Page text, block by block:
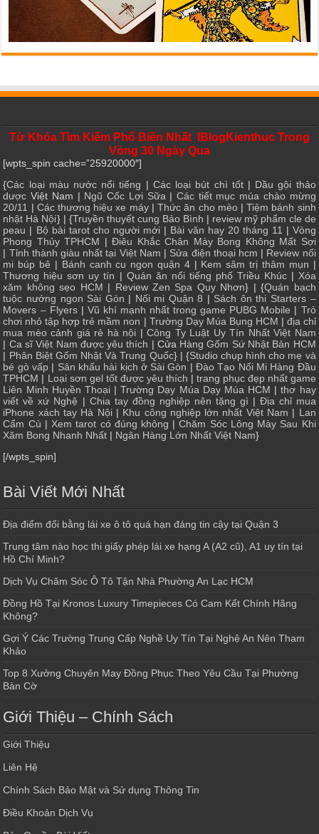
Từ Khóa Tìm Kiếm Phổ Biến Nhất IBlogKienthuc Trong
Vòng 30 Ngày Qua
[wpts_spin cache=”25920000″]
{Các loại màu nước nổi tiếng | Các loại bút chì tốt| Dầu gội thảo
dược Việt Nam | Ngũ Cốc Lợi Sữa| Các tiết mục múa chào mừng
20/11 | Các thương hiệu xe máy|Thức ăn cho mèo|Tiệm bánh sinh
nhật Hà Nội} | {Truyền thuyết cung Bảo Bình | review mỹ phẩm cle de
peau | Bộ bài tarot cho người mới| Bài văn hay 20 tháng 11 | Vòng
Phong Thủy TPHCM |Điêu Khắc Chân Mày Bong Không Mất Sợi
| Tỉnh thành giàu nhất tại Việt Nam | Sửa điện thoại hcm | Review nối
mi búp bê | Bánh canh cu ngon quận 4| Kem sâm trị thâm mụn |
Thương hiệu sơn uy tín | Quán ăn nổi tiếng phố Triều Khúc| Xóa
xăm không sẹo HCM | Review Zen Spa Quy Nhơn} | {Quán bạch
tuộc nướng ngon Sài Gòn | Nối mi Quận 8 | Sách ôn thi Starters –
Movers – Flyers| Vũ khí mạnh nhất trong game PUBG Mobile | Trò
chơi nhỏ tập hợp trẻ mầm non | Trường Dạy Múa Bụng HCM | địa chỉ
mua mèo cảnh giá rẻ hà nội |Công Ty Luật Uy Tín Nhất Việt Nam
| Ca sĩ Việt Nam được yêu thích | Cửa Hàng Gốm Sứ Nhật Bản HCM
| Phân Biệt Gốm Nhật Và Trung Quốc} | {Studio chụp hình cho mẹ và
bé gò vấp | Sân khấu hài kịch ở Sài Gòn |Đào Tạo Nối Mi Hàng Đầu
TPHCM | Loại sơn gel tốt được yêu thích | trang phục đẹp nhất game
Liên Minh Huyền Thoại|Trường Dạy Múa Dạy Múa HCM |thơ hay
viết về xứ Nghệ | Chia tay đồng nghiệp nên tặng gì | Địa chỉ mua
iPhone xách tay Hà Nội| Khu công nghiệp lớn nhất Việt Nam | Lan
Cẩm Cù |Xem tarot có đúng không |Chăm Sóc Lông Mày Sau Khi
Xăm Bong Nhanh Nhất | Ngân Hàng Lớn Nhất Việt Nam}
[/wpts_spin]
Bài Viết Mới Nhất
Địa điểm đổi bằng lái xe ô tô quá hạn đáng tin cậy tại Quận 3
Trung tâm nào học thi giấy phép lái xe hạng A (A2 cũ), A1 uy tín tại
Hồ Chí Minh?
Dịch Vụ Chăm Sóc Ô Tô Tận Nhà Phường An Lạc HCM
Đồng Hồ Tại Kronos Luxury Timepieces Có Cam Kết Chính Hãng
Không?
Gợi Ý Các Trường Trung Cấp Nghề Uy Tín Tại Nghệ An Nên Tham
Khảo
Top 8 Xưởng Chuyên May Đồng Phục Theo Yêu Cầu Tại Phường
Bàn Cờ
Giới Thiệu – Chính Sách
Giới Thiệu
Liên Hệ
Chính Sách Bảo Mật và Sử dụng Thông Tin
Điều Khoản Dịch Vụ